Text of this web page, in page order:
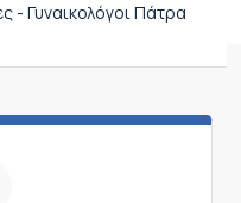
- Γυναικολόγοι Πάτρα